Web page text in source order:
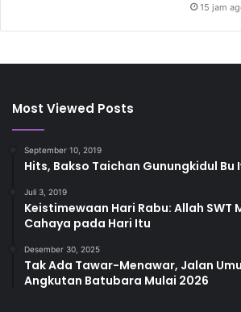
15 jam
Most Viewed Posts
September 10, 2019
Hits, Bakso Taichan Gunungkidul Bu
Juli 3, 2019
Keistimewaan Hari Rabu: Allah SWT
Cahaya pada Hari Itu
Desember 30, 2025
Tak Ada Tawar-Menawar, Jalan
Angkutan Batubara Mulai 2026